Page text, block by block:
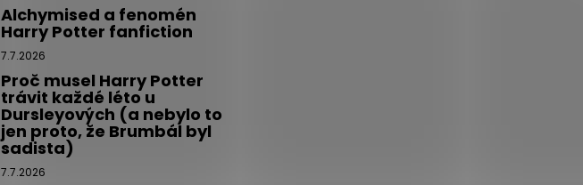
Alchymised a fenomén
Harry Potter fanfiction
7.7.2026
Proč musel Harry Potter
trávit každé léto u
Dursleyových (a nebylo to
jen proto, že Brumbál byl
sadista)
7.7.2026